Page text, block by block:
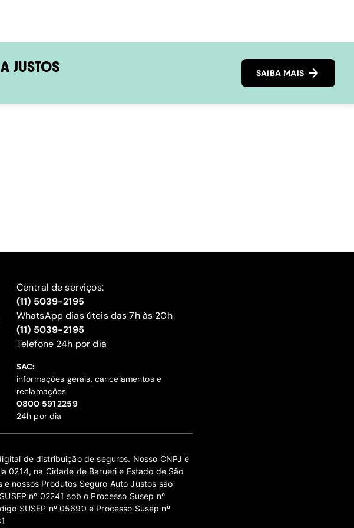
JUSTOS SAIBA MAIS
Central de serviços:
(11) 5039-2195
WhatsApp dias úteis das 7h às 20h
(11) 5039-2195
‍Telefone 24h por dia
SAC:
informações gerais, cancelamentos e
reclamações
‍0800 591 2259
24h por dia
de distribuição de seguros. Nosso CNPJ é
0214, na Cidade de Barueri e Estado de São
nossos Produtos Seguro Auto Justos são
nº 02241 sob o Processo Susep nº
SUSEP nº 05690 e Processo Susep nº